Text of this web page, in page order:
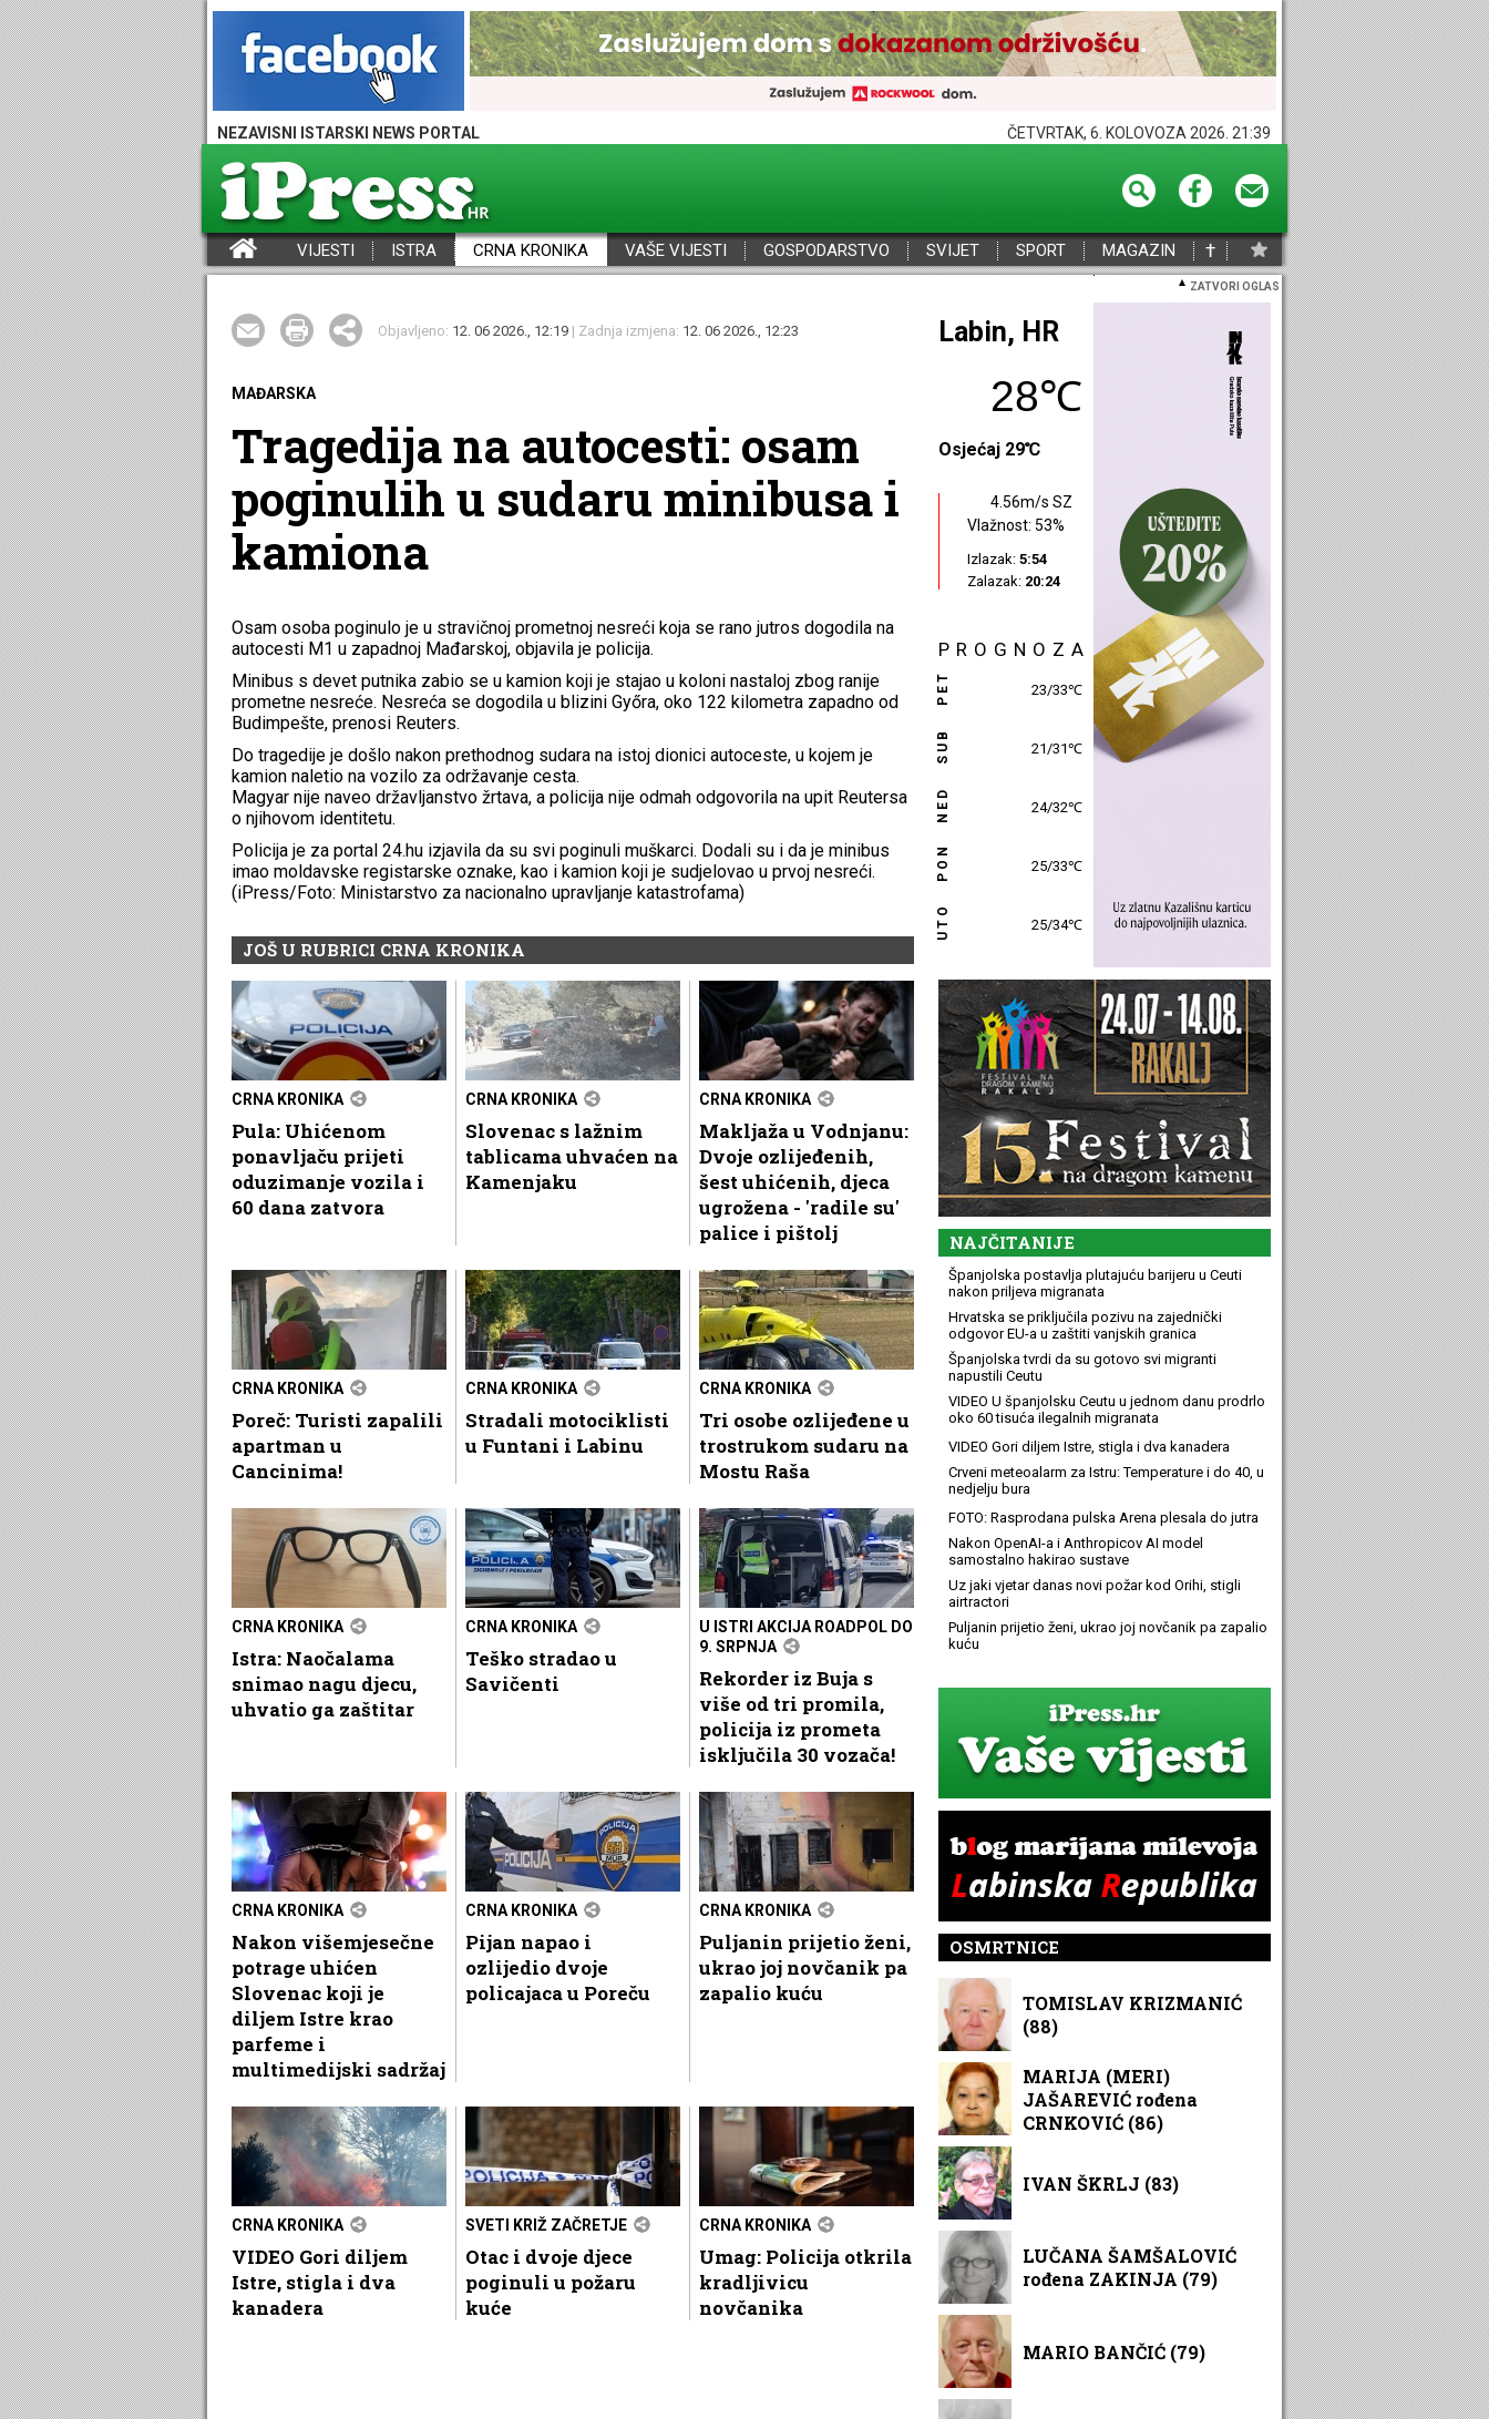
NEZAVISNI ISTARSKI NEWS PORTAL ČETVRTAK, 6. KOLOVOZA 2026. 21:39
VIJESTI ISTRA CRNA KRONIKA VAŠE VIJESTI GOSPODARSTVO SVIJET SPORT MAGAZIN †
ZATVORI OGLAS
Objavljeno: 12. 06 2026., 12:19 | Zadnja izmjena: 12. 06 2026., 12:23
MAĐARSKA
Tragedija na autocesti: osam
poginulih u sudaru minibusa i
kamiona
Osam osoba poginulo je u stravičnoj prometnoj nesreći koja se rano jutros dogodila na
autocesti M1 u zapadnoj Mađarskoj, objavila je policija.
Minibus s devet putnika zabio se u kamion koji je stajao u koloni nastaloj zbog ranije
prometne nesreće. Nesreća se dogodila u blizini Győra, oko 122 kilometra zapadno od
Budimpešte, prenosi Reuters.
Do tragedije je došlo nakon prethodnog sudara na istoj dionici autoceste, u kojem je
kamion naletio na vozilo za održavanje cesta.
Magyar nije naveo državljanstvo žrtava, a policija nije odmah odgovorila na upit Reutersa
o njihovom identitetu.
Policija je za portal 24.hu izjavila da su svi poginuli muškarci. Dodali su i da je minibus
imao moldavske registarske oznake, kao i kamion koji je sudjelovao u prvoj nesreći.
(iPress/Foto: Ministarstvo za nacionalno upravljanje katastrofama)
JOŠ U RUBRICI CRNA KRONIKA
CRNA KRONIKA
Pula: Uhićenom
ponavljaču prijeti
oduzimanje vozila i
60 dana zatvora
CRNA KRONIKA
Slovenac s lažnim
tablicama uhvaćen na
Kamenjaku
CRNA KRONIKA
Makljaža u Vodnjanu:
Dvoje ozlijeđenih,
šest uhićenih, djeca
ugrožena - 'radile su'
palice i pištolj
CRNA KRONIKA
Poreč: Turisti zapalili
apartman u
Cancinima!
CRNA KRONIKA
Stradali motociklisti
u Funtani i Labinu
CRNA KRONIKA
Tri osobe ozlijeđene u
trostrukom sudaru na
Mostu Raša
CRNA KRONIKA
Istra: Naočalama
snimao nagu djecu,
uhvatio ga zaštitar
CRNA KRONIKA
Teško stradao u
Savičenti
U ISTRI AKCIJA ROADPOL DO
9. SRPNJA
Rekorder iz Buja s
više od tri promila,
policija iz prometa
isključila 30 vozača!
CRNA KRONIKA
Nakon višemjesečne
potrage uhićen
Slovenac koji je
diljem Istre krao
parfeme i
multimedijski sadržaj
CRNA KRONIKA
Pijan napao i
ozlijedio dvoje
policajaca u Poreču
CRNA KRONIKA
Puljanin prijetio ženi,
ukrao joj novčanik pa
zapalio kuću
CRNA KRONIKA
VIDEO Gori diljem
Istre, stigla i dva
kanadera
SVETI KRIŽ ZAČRETJE
Otac i dvoje djece
poginuli u požaru
kuće
CRNA KRONIKA
Umag: Policija otkrila
kradljivicu
novčanika
Poreč, HR
29℃
Osjećaj 28℃
2.53m/s SI
Vlažnost: 43%
Izlazak: 5:55
Zalazak: 20:27
PROGNOZA
PET 27/32℃
SUB 24/30℃
NED 25/31℃
PON 26/31℃
UTO 26/32℃
NAJČITANIJE
Španjolska postavlja plutajuću barijeru u Ceuti
nakon priljeva migranata
Hrvatska se priključila pozivu na zajednički
odgovor EU-a u zaštiti vanjskih granica
Španjolska tvrdi da su gotovo svi migranti
napustili Ceutu
VIDEO U španjolsku Ceutu u jednom danu prodrlo
oko 60 tisuća ilegalnih migranata
VIDEO Gori diljem Istre, stigla i dva kanadera
Crveni meteoalarm za Istru: Temperature i do 40, u
nedjelju bura
FOTO: Rasprodana pulska Arena plesala do jutra
Nakon OpenAI-a i Anthropicov AI model
samostalno hakirao sustave
Uz jaki vjetar danas novi požar kod Orihi, stigli
airtractori
Puljanin prijetio ženi, ukrao joj novčanik pa zapalio
kuću
OSMRTNICE
TOMISLAV KRIZMANIĆ
(88)
MARIJA (MERI)
JAŠAREVIĆ rođena
CRNKOVIĆ (86)
IVAN ŠKRLJ (83)
LUČANA ŠAMŠALOVIĆ
rođena ZAKINJA (79)
MARIO BANČIĆ (79)